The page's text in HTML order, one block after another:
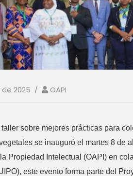
2025 OAPI
sobre mejores prácticas para
se inauguró el martes 8 de
Propiedad Intelectual (OAPI) en
este evento forma parte del